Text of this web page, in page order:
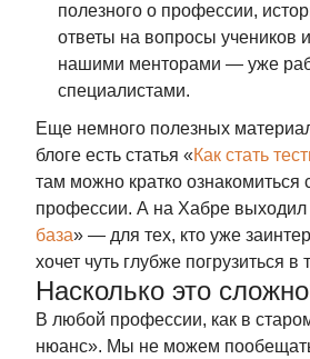
полезного о профессии,
ответы на вопросы учеников
нашими менторами — уже
специалистами.
Еще немного полезных
блоге есть статья «Как стать
там можно кратко ознакомиться
профессии. А на Хабре выходил
база» — для тех, кто уже
хочет чуть глубже погрузиться
Насколько это
В любой профессии, как в
нюанс». Мы не можем